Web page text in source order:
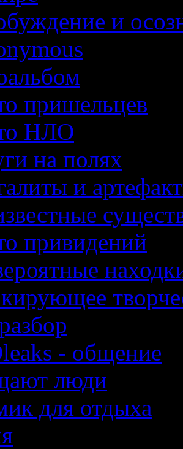
и
пришельцев
НЛО
на полях
и
привидений
- общение
люди
для отдыха